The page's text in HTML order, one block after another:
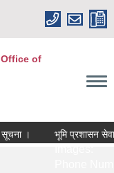
of
। भूमि प्रशासन